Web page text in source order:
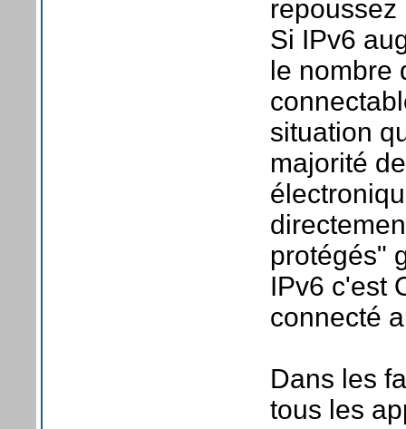
Si IPv6
le nombre
situation
majorité
protégés"
IPv6 c'est
connecté
Dans les
tous les